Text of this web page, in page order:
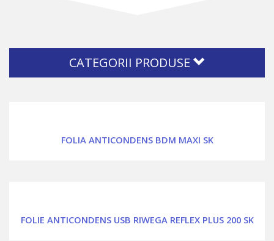
CATEGORII PRODUSE
FOLIA ANTICONDENS BDM MAXI SK
FOLIE ANTICONDENS USB RIWEGA REFLEX PLUS 200 SK